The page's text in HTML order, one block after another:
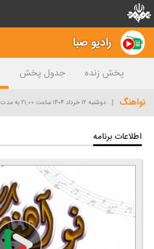
رادیو صبا
پخش زنده جدول پخش
نواهنگ
دوشنبه ۱۲ خرداد ۱۴۰۴ ساعت ۲۱:۰۰ به مدت ۴۵ دقیقه
اطلاعات برنامه